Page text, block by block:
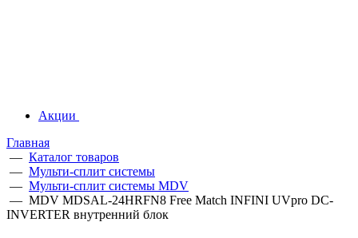
Акции
Главная
— Каталог товаров
— Мульти-сплит системы
— Мульти-сплит системы MDV
— MDV MDSAL-24HRFN8 Free Match INFINI UVpro DC-
INVERTER внутренний блок